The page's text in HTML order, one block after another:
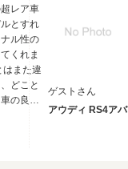
レア車
とすれ
ル性の
くれま
はまた違
どこと
の良さ
ゲストさん
アウディ RS4アバ